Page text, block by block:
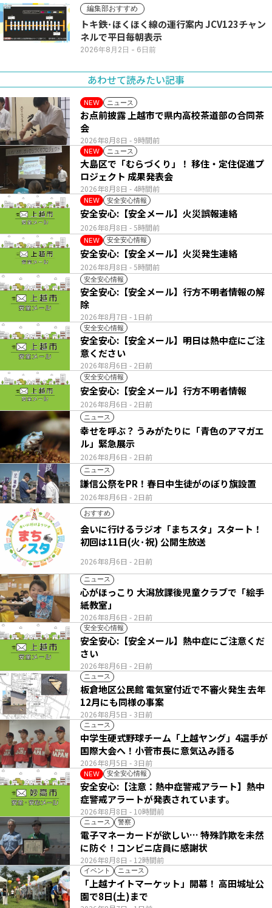
編集部おすすめ
トキ鉄･ほくほく線の運行案内 JCV123チャン
ネルで平日毎朝表示
2026年8月2日 - 6日前
あわせて読みたい記事
NEW ニュース
2026年8月8日 - 9時間前
お点前披露 上越市で県内高校茶道部の合同茶
会
NEW ニュース
2026年8月8日 - 4時間前
大島区で「むらづくり」！ 移住・定住促進プ
ロジェクト 成果発表会
NEW 安全安心情報
2026年8月8日 - 5時間前
安全安心:【安全メール】火災誤報連絡
NEW 安全安心情報
2026年8月8日 - 5時間前
安全安心:【安全メール】火災発生連絡
安全安心情報
2026年8月7日 - 1日前
安全安心:【安全メール】行方不明者情報の解
除
安全安心情報
2026年8月6日 - 2日前
安全安心:【安全メール】明日は熱中症にご注
意ください
安全安心情報
2026年8月6日 - 2日前
安全安心:【安全メール】行方不明者情報
ニュース
2026年8月6日 - 2日前
幸せを呼ぶ？ うみがたりに「青色のアマガエ
ル」緊急展示
ニュース
2026年8月6日 - 2日前
謙信公祭をPR！春日中生徒がのぼり旗設置
おすすめ
2026年8月6日 - 2日前
会いに行けるラジオ「まちスタ」スタート！
初回は11日(火･祝) 公開生放送
ニュース
2026年8月6日 - 2日前
心がほっこり 大潟放課後児童クラブで「絵手
紙教室」
安全安心情報
2026年8月6日 - 2日前
安全安心:【安全メール】熱中症にご注意くだ
さい
ニュース
2026年8月5日 - 3日前
板倉地区公民館 電気室付近で不審火発生 去年
12月にも同様の事案
ニュース
2026年8月5日 - 3日前
中学生硬式野球チーム「上越ヤング」4選手が
国際大会へ！小菅市長に意気込み語る
NEW 安全安心情報
2026年8月8日 - 10時間前
安全安心:【注意：熱中症警戒アラート】熱中
症警戒アラートが発表されています。
ニュース 警察
2026年8月8日 - 12時間前
電子マネーカードが欲しい… 特殊詐欺を未然
に防ぐ！コンビニ店員に感謝状
イベント ニュース
「上越ナイトマーケット」開幕！ 高田城址公
園で8日(土)まで